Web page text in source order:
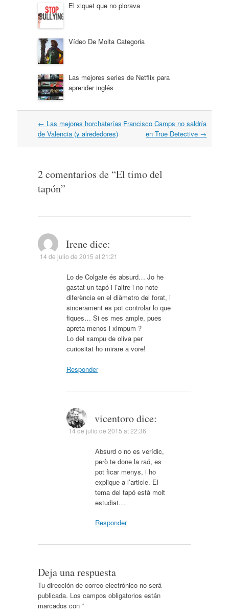
El xiquet que no plorava
Vídeo De Molta Categoria
Las mejores series de Netflix para
aprender inglés
Navegación
por
← Las mejores horchaterías
de Valencia (y alrededores)
Francisco Camps no saldría
en True Detective →
2 comentarios de “El timo del
tapón”
Irene dice:
14 de julio de 2015 at 21:21
Lo de Colgate és absurd… Jo he
gastat un tapó i l’altre i no note
diferència en el diàmetro del forat, i
sincerament es pot controlar lo que
fiques… Si es mes ample, pues
apreta menos i ximpum ?
Lo del xampu de oliva per
curiositat ho mirare a vore!
Responder
vicentoro dice:
14 de julio de 2015 at 22:36
Absurd o no es verídic,
però te done la raó, es
pot ficar menys, i ho
explique a l’article. El
tema del tapó està molt
estudiat…
Responder
Deja una respuesta
Tu dirección de correo electrónico no será
publicada. Los campos obligatorios están
marcados con *